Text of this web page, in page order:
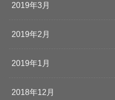
2019年3月
2019年2月
2019年1月
2018年12月